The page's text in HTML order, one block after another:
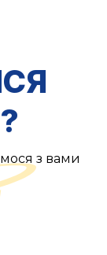
з вами